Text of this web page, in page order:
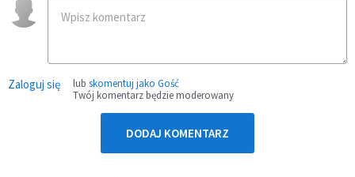
Zaloguj się lub skomentuj jako Gość
Twój komentarz będzie moderowany
DODAJ KOMENTARZ